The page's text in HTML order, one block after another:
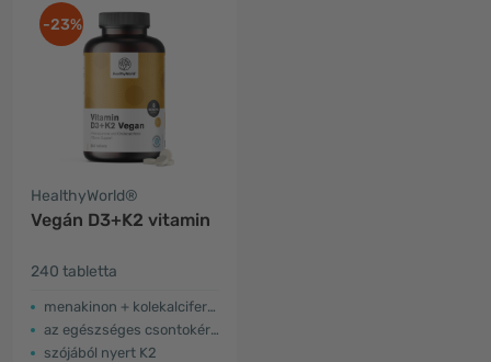
-23%
HealthyWorld®
Vegán D3+K2 vitamin
240 tabletta
menakinon + kolekalciferol
az egészséges csontokért és fogakért
szójából nyert K2